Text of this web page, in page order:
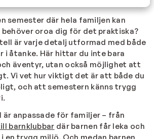
semester där hela familjen kan
oroa dig för det praktiska?
är varje detalj utformad med både
i åtanke. Här hittar du inte bara
äventyr, utan också möjlighet att
Vi vet hur viktigt det är att både du
och att semestern känns trygg
anpassade för familjer – från
barnklubbar där barnen får leka och